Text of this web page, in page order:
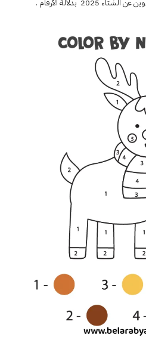
بدلالة الأرقام .